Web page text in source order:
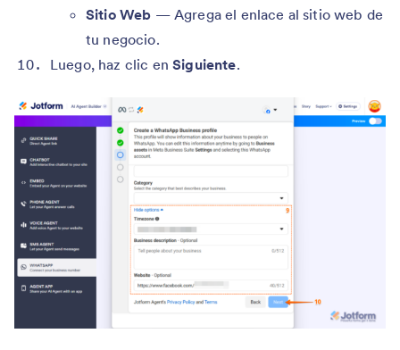
Sitio Web — Agrega el enlace al sitio web de
tu negocio.
Luego, haz clic enSiguiente.